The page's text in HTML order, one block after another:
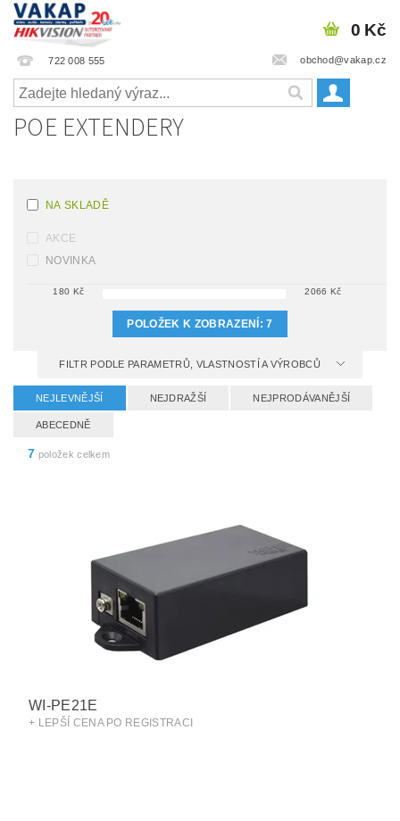
722 008 555 obchod@vakap.cz
0 Kč
POE EXTENDERY
NA SKLADĚ
AKCE
NOVINKA
180 Kč 2066 Kč
POLOŽEK K ZOBRAZENÍ:7
FILTR PODLE PARAMETRŮ, VLASTNOSTÍ A VÝROBCŮ
NEJLEVNĚJŠÍ NEJDRAŽŠÍ NEJPRODÁVANĚJŠÍ
ABECEDNĚ
7 položek celkem
WI-PE21E
+ LEPŠÍ CENA PO REGISTRACI